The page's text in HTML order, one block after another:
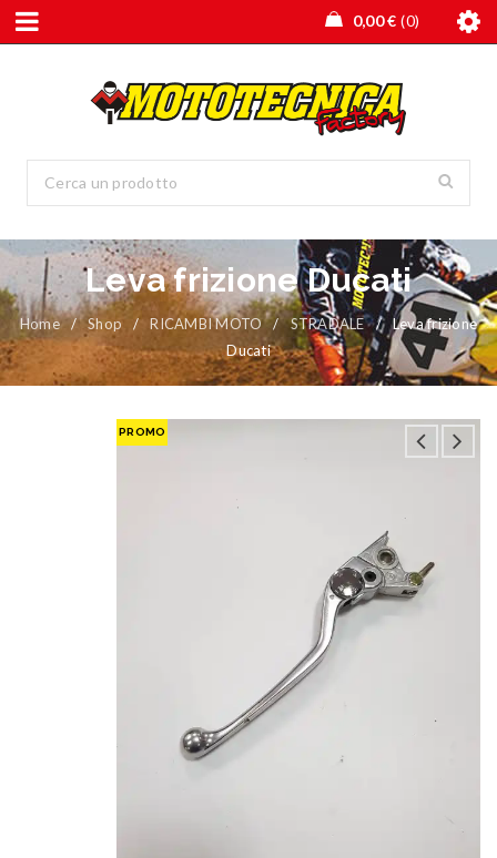
0,00€ 0
Leva frizione Ducati
Home / Shop / RICAMBI MOTO / STRADALE /
Leva frizione
Ducati
PROMO